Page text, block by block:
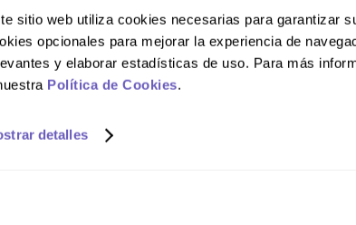
sitio web utiliza cookies necesarias para garantizar
opcionales para mejorar la experiencia de
y elaborar estadísticas de uso. Para más
Política de Cookies.
detalles
Todos